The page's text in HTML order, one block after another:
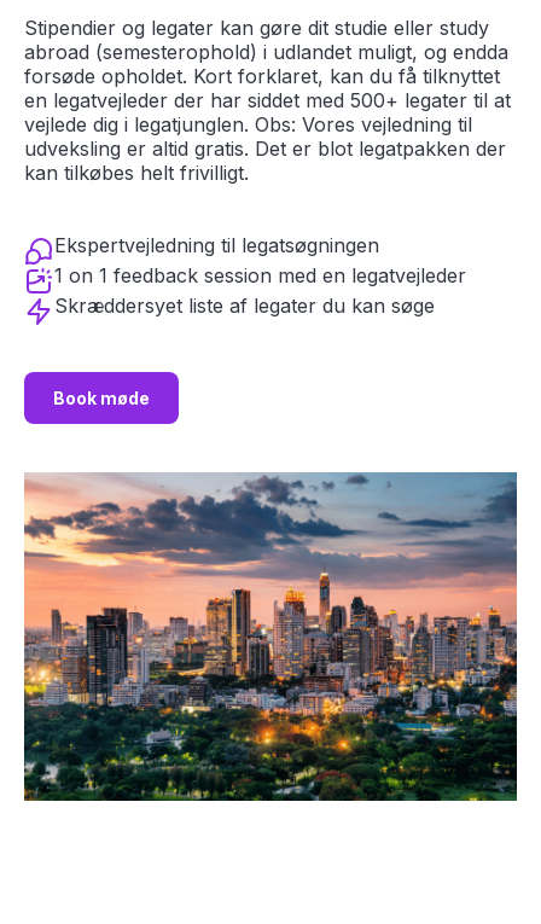
Stipendier og legater kan gøre dit studie eller study
abroad (semesterophold) i udlandet muligt, og endda
forsøde opholdet. Kort forklaret, kan du få tilknyttet
en legatvejleder der har siddet med 500+ legater til at
vejlede dig i legatjunglen. Obs: Vores vejledning til
udveksling er altid gratis. Det er blot legatpakken der
kan tilkøbes helt frivilligt.
Ekspertvejledning til legatsøgningen
1 on 1 feedback session med en legatvejleder
Skræddersyet liste af legater du kan søge
Book møde